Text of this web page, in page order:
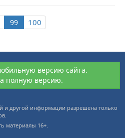
100
версию сайта.
полную версию.
и другой информации разрешена только
материалы 16+.